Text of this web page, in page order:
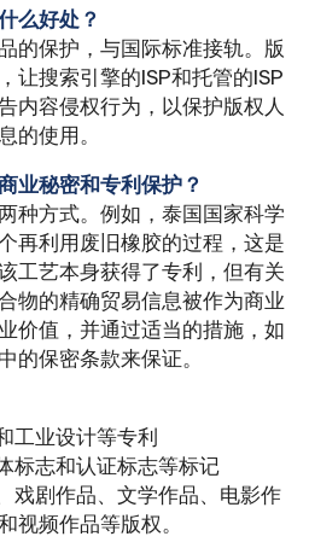
么好处？
的保护，与国际标准接轨。版
让搜索引擎的ISP和托管的ISP
内容侵权行为，以保护版权人
的使用。
业秘密和专利保护？
种方式。例如，泰国国家科学
再利用废旧橡胶的过程，这是
工艺本身获得了专利，但有关
物的精确贸易信息被作为商业
价值，并通过适当的措施，如
的保密条款来保证。
工业设计等专利
标志和认证标志等标记
戏剧作品、文学作品、电影作
视频作品等版权。